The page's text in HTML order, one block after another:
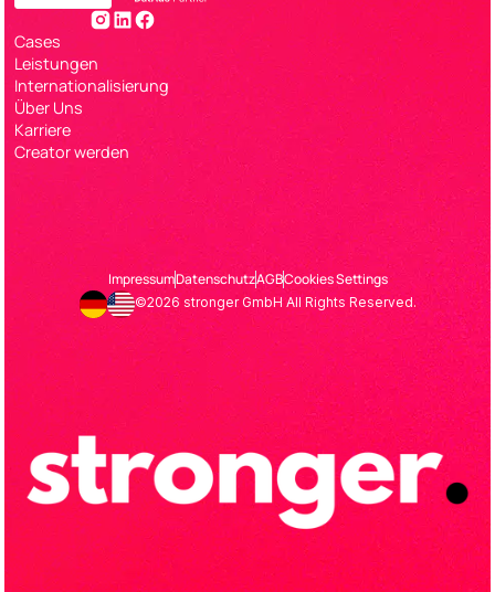
Cases
Leistungen
Internationalisierung
Über Uns
Karriere
Creator werden
ImpressumDatenschutzAGBCookies Settings
©2026 stronger GmbH All Rights Reserved.